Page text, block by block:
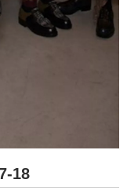
18